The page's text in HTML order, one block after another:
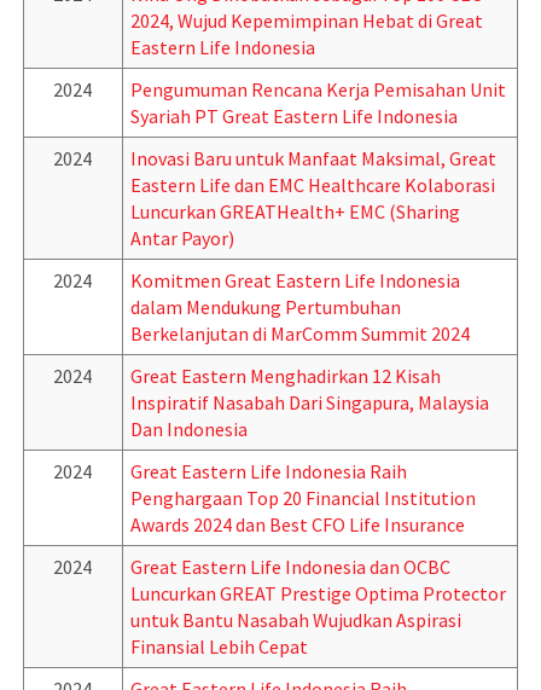
2024, Wujud Kepemimpinan Hebat di Great
Eastern Life Indonesia
2024
Pengumuman Rencana Kerja Pemisahan Unit
Syariah PT Great Eastern Life Indonesia
2024
Inovasi Baru untuk Manfaat Maksimal, Great
Eastern Life dan EMC Healthcare Kolaborasi
Luncurkan GREATHealth+ EMC (Sharing
Antar Payor)
2024
Komitmen Great Eastern Life Indonesia
dalam Mendukung Pertumbuhan
Berkelanjutan di MarComm Summit 2024
2024
Great Eastern Menghadirkan 12 Kisah
Inspiratif Nasabah Dari Singapura, Malaysia
Dan Indonesia
2024
Great Eastern Life Indonesia Raih
Penghargaan Top 20 Financial Institution
Awards 2024 dan Best CFO Life Insurance
2024
Great Eastern Life Indonesia dan OCBC
Luncurkan GREAT Prestige Optima Protector
untuk Bantu Nasabah Wujudkan Aspirasi
Finansial Lebih Cepat